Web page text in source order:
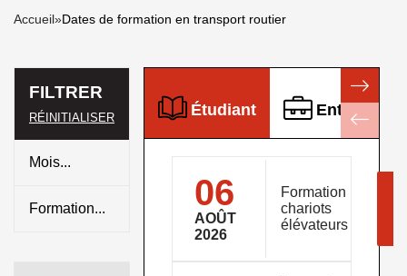
Accueil»Dates de formation en transport routier
FILTRER
RÉINITIALISER Étudiant Entreprise
06
AOÛT
2026
Formation
chariots
élévateurs